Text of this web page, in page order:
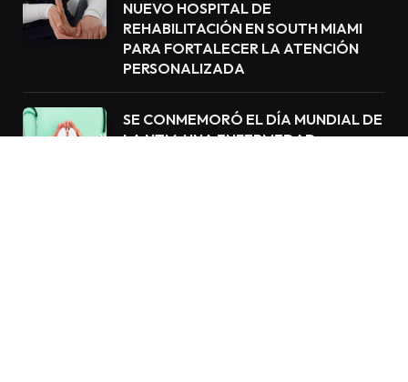
NUEVO HOSPITAL DE
REHABILITACIÓN EN SOUTH MIAMI
PARA FORTALECER LA ATENCIÓN
PERSONALIZADA
SE CONMEMORÓ EL DÍA MUNDIAL DE
LA NTM, UNA ENFERMEDAD